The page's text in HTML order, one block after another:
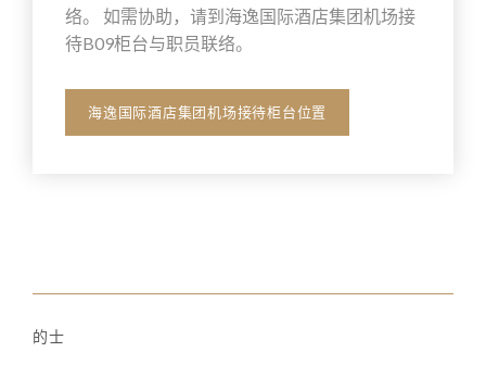
络。 如需协助，请到海逸国际酒店集团机场接
待B09柜台与职员联络。
海逸国际酒店集团机场接待柜台位置
的士